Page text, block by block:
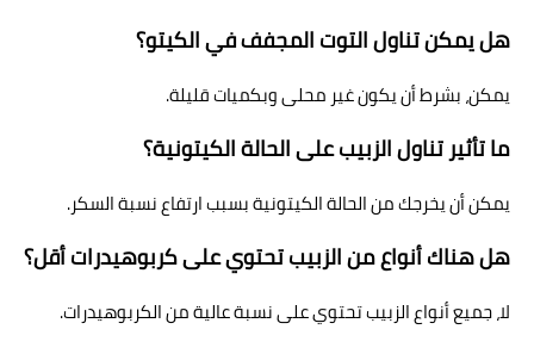
هل يمكن تناول التوت المجفف في الكيتو؟
يمكن، بشرط أن يكون غير محلى وبكميات قليلة.
ما تأثير تناول الزبيب على الحالة الكيتونية؟
يمكن أن يخرجك من الحالة الكيتونية بسبب ارتفاع نسبة السكر.
هل هناك أنواع من الزبيب تحتوي على كربوهيدرات أقل؟
لا، جميع أنواع الزبيب تحتوي على نسبة عالية من الكربوهيدرات.